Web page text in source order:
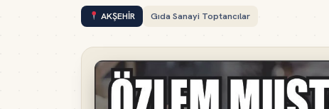
AKŞEHİR Gıda Sanayi Toptancılar